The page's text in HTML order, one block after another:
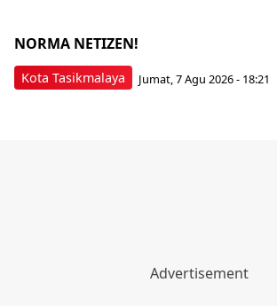
Kota Tasikmalaya
NORMA NETIZEN!
Jumat, 7 Agu 2026 - 18:21